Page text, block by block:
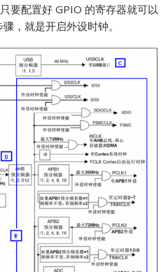
要配置好 GPIO 的寄存器就可以
，就是开启外设时钟。